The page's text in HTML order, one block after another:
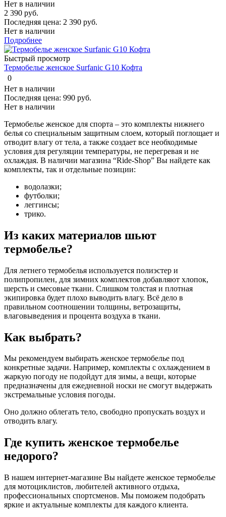
Нет в наличии
2 390 руб.
Последняя цена: 2 390 руб.
Нет в наличии
Подробнее
Быстрый просмотр
Термобелье женское Surfanic G10 Кофта
0
Нет в наличии
Последняя цена: 990 руб.
Нет в наличии
Термобелье женское для спорта – это комплекты нижнего
белья со специальным защитным слоем, который поглощает и
отводит влагу от тела, а также создает все необходимые
условия для регуляции температуры, не перегревая и не
охлаждая. В наличии магазина “Ride-Shop” Вы найдете как
комплекты, так и отдельные позиции:
водолазки;
футболки;
леггинсы;
трико.
Из каких материалов шьют
термобелье?
Для летнего термобелья используется полиэстер и
полипропилен, для зимних комплектов добавляют хлопок,
шерсть и смесовые ткани. Слишком толстая и плотная
экипировка будет плохо выводить влагу. Всё дело в
правильном соотношении толщины, ветрозащиты,
влаговыведения и процента воздуха в ткани.
Как выбрать?
Мы рекомендуем выбирать женское термобелье под
конкретные задачи. Например, комплекты с охлаждением в
жаркую погоду не подойдут для зимы, а вещи, которые
предназначены для ежедневной носки не смогут выдержать
экстремальные условия погоды.
Оно должно облегать тело, свободно пропускать воздух и
отводить влагу.
Где купить женское термобелье
недорого?
В нашем интернет-магазине Вы найдете женское термобелье
для мотоциклистов, любителей активного отдыха,
профессиональных спортсменов. Мы поможем подобрать
яркие и актуальные комплекты для каждого клиента.